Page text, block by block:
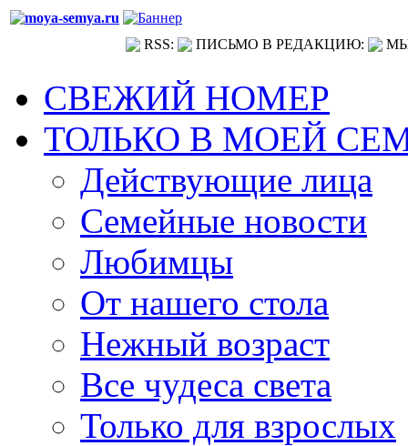
RSS: ПИСЬМО В РЕДАКЦИЮ:
СВЕЖИЙ НОМЕР
ТОЛЬКО В МОЕЙ
Действующие лица
Семейные новости
Любимцы
От нашего стола
Нежный возраст
Все чудеса света
Только для взрослых